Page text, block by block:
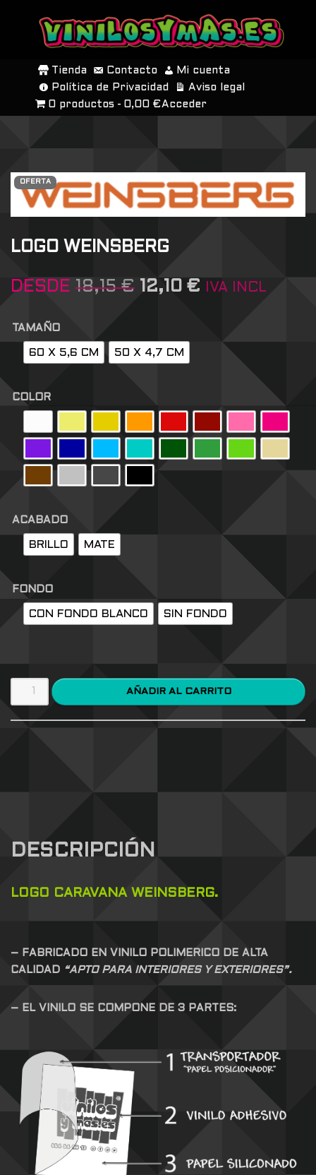
SALTAR
CONTENIDO
Tienda Contacto
Mi cuenta
Política de Privacidad
Aviso legal
0 productos
0,00 € Acceder
OFERTA
LOGO WEINSBERG
DESDE 18,15€ 12,10 € IVA INCL
TAMAÑO
60 X 5,6 CM 50 X 4,7 CM
COLOR
ACABADO
BRILLO MATE
FONDO
CON FONDO BLANCO SIN FONDO
AÑADIR AL CARRITO
DESCRIPCIÓN
LOGO CARAVANA WEINSBERG.
– FABRICADO EN VINILO POLIMERICO DE ALTA
CALIDAD “APTO PARA INTERIORES Y EXTERIORES”.
– EL VINILO SE COMPONE DE 3 PARTES: